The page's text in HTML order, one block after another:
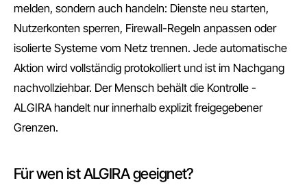
melden, sondern auch handeln: Dienste neu starten,
Nutzerkonten sperren, Firewall-Regeln anpassen oder
isolierte Systeme vom Netz trennen. Jede automatische
Aktion wird vollständig protokolliert und ist im Nachgang
nachvollziehbar. Der Mensch behält die Kontrolle -
ALGIRA handelt nur innerhalb explizit freigegebener
Grenzen.
Für wen ist ALGIRA geeignet?